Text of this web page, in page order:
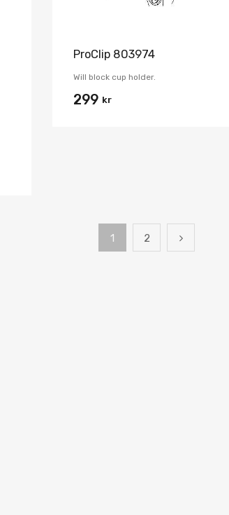
ProClip 803974
Will block cup holder.
299 kr
1 2